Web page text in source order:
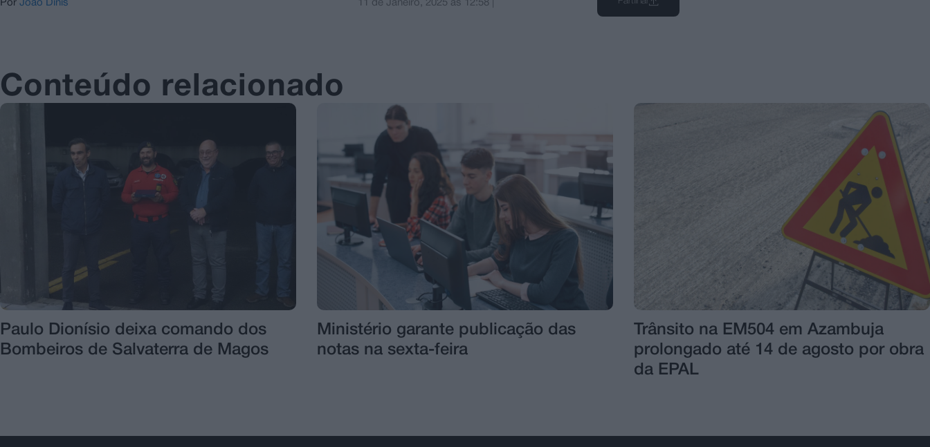
Por João Dinis 11 de Janeiro, 2025 às 12:58
Conteúdo relacionado
Paulo Dionísio deixa comando dos
Bombeiros de Salvaterra de Magos
Ministério garante publicação das
notas na sexta-feira
Trânsito na EM504 em Azambuja
prolongado até 14 de agosto por obra
da EPAL